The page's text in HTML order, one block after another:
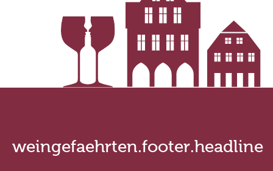
weingefaehrten.footer.headline